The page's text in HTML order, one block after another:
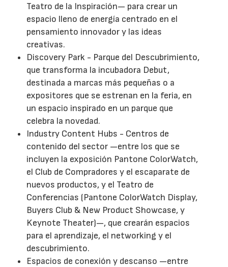
Teatro de la Inspiración— para crear un
espacio lleno de energía centrado en el
pensamiento innovador y las ideas
creativas.
Discovery Park - Parque del Descubrimiento,
que transforma la incubadora Debut,
destinada a marcas más pequeñas o a
expositores que se estrenan en la feria, en
un espacio inspirado en un parque que
celebra la novedad.
Industry Content Hubs - Centros de
contenido del sector —entre los que se
incluyen la exposición Pantone ColorWatch,
el Club de Compradores y el escaparate de
nuevos productos, y el Teatro de
Conferencias (Pantone ColorWatch Display,
Buyers Club & New Product Showcase, y
Keynote Theater)—, que crearán espacios
para el aprendizaje, el networking y el
descubrimiento.
Espacios de conexión y descanso —entre